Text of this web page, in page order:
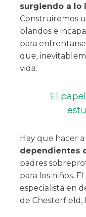
surgiendo a lo
Construiremos
blandos e
para
que,
vida.
El
Hay que hacer a
dependientes
padres
para los niños. El
especialista en
de Chesterfield,